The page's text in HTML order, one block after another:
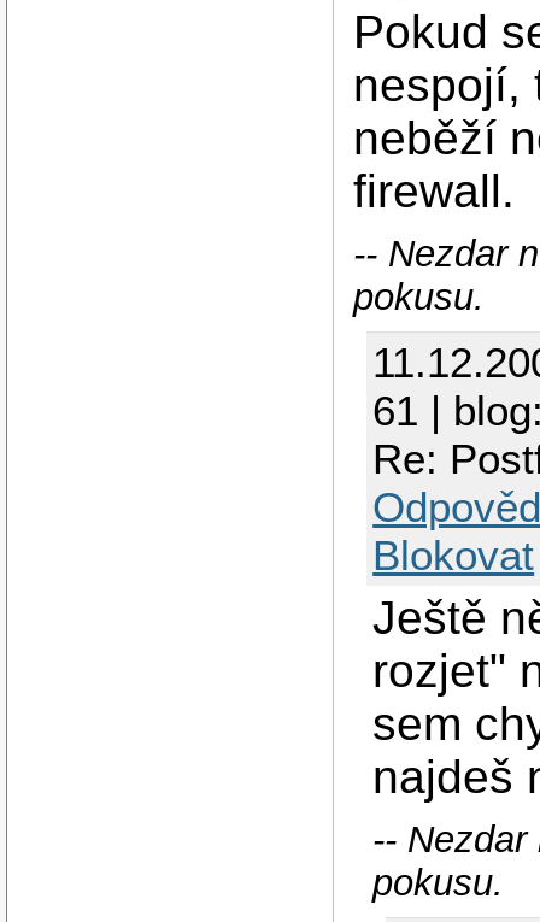
Pokud
nespojí,
neběží
firewall.
-- Nezdar
pokusu.
61 |
Re:
Blokovat
Ještě
rozjet"
sem
najdeš
--
pokusu.